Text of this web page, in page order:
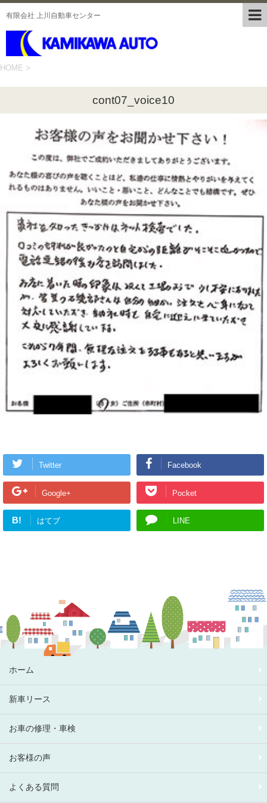
有限会社 上川自動車センター
HOME >
cont07_voice10
Twitter Facebook
Google+ Pocket
B! はてブ LINE
ホーム
新車リース
お車の修理・車検
お客様の声
よくある質問